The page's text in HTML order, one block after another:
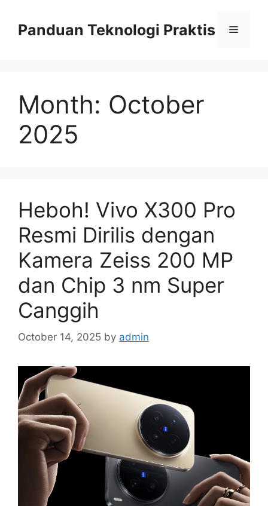
contentPanduan Teknologi Praktis Menu
Month: October
2025
Heboh! Vivo X300 Pro
Resmi Dirilis dengan
Kamera Zeiss 200 MP
dan Chip 3 nm Super
Canggih
October 14, 2025 by admin